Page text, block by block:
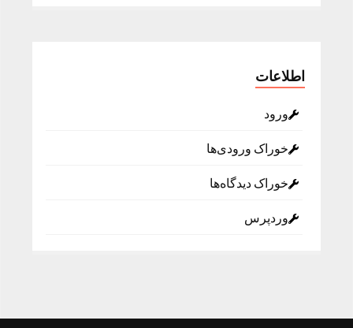
اطلاعات
ورود
خوراک ورودی‌ها
خوراک دیدگاه‌ها
وردپرس